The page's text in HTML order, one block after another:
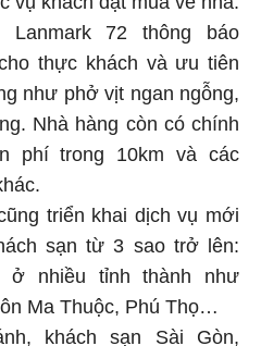
vụ khách đặt mua về nhà.
Lanmark 72 thông báo
thực khách và ưu tiên
như phở vịt ngan ngỗng,
Nhà hàng còn có chính
phí trong 10km và các
triển khai dịch vụ mới
sạn từ 3 sao trở lên:
nhiều tỉnh thành như
Ma Thuộc, Phú Thọ…
khách sạn Sài Gòn,